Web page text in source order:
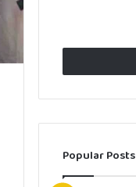
Popular Posts